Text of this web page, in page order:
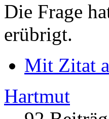
Die Frage
erübrigt.
Mit Zitat
Hartmut